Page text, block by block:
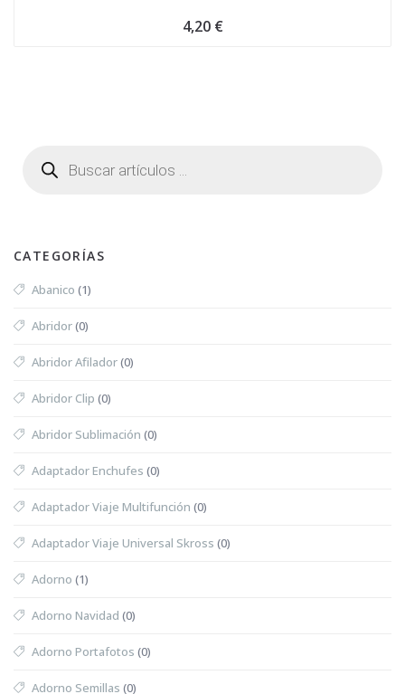
4,20 €
CATEGORÍAS
Abanico (1)
Abridor(0)
Abridor Afilador(0)
Abridor Clip (0)
Abridor Sublimación (0)
Adaptador Enchufes (0)
Adaptador Viaje Multifunción (0)
Adaptador Viaje Universal Skross (0)
Adorno (1)
Adorno Navidad (0)
Adorno Portafotos (0)
Adorno Semillas (0)